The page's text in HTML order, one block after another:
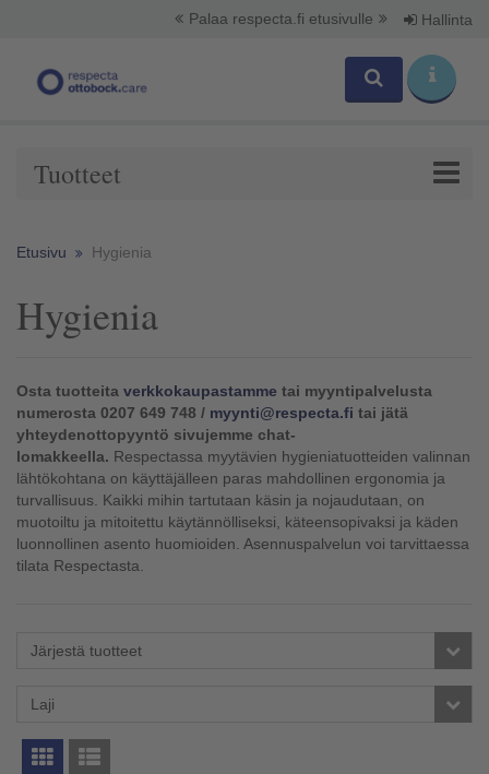
Palaa respecta.fi etusivulle Hallinta
Tuotteet
Etusivu Hygienia
Hygienia
Osta tuotteita verkkokaupastamme tai myyntipalvelusta
numerosta 0207 649 748 / myynti@respecta.fi tai jätä
yhteydenottopyyntö sivujemme chat-
lomakkeella. Respectassa myytävien hygieniatuotteiden valinnan
lähtökohtana on käyttäjälleen paras mahdollinen ergonomia ja
turvallisuus. Kaikki mihin tartutaan käsin ja nojaudutaan, on
muotoiltu ja mitoitettu käytännölliseksi, käteensopivaksi ja käden
luonnollinen asento huomioiden. Asennuspalvelun voi tarvittaessa
tilata Respectasta.
Järjestä tuotteet
Laji